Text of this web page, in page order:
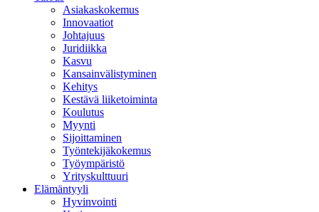
Asiakaskokemus
Innovaatiot
Johtajuus
Juridiikka
Kasvu
Kansainvälistyminen
Kehitys
Kestävä liiketoiminta
Koulutus
Myynti
Sijoittaminen
Työntekijäkokemus
Työympäristö
Yrityskulttuuri
Elämäntyyli
Hyvinvointi